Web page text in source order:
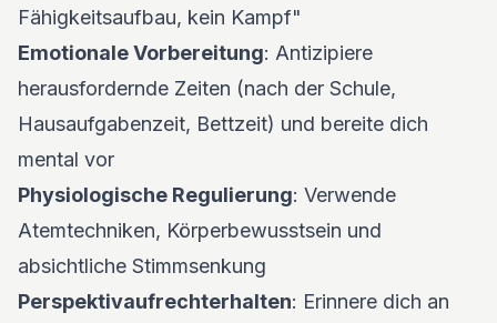
Fähigkeitsaufbau, kein Kampf"
Emotionale Vorbereitung: Antizipiere
herausfordernde Zeiten (nach der Schule,
Hausaufgabenzeit, Bettzeit) und bereite dich
mental vor
Physiologische Regulierung: Verwende
Atemtechniken, Körperbewusstsein und
absichtliche Stimmsenkung
Perspektivaufrechterhalten: Erinnere dich an